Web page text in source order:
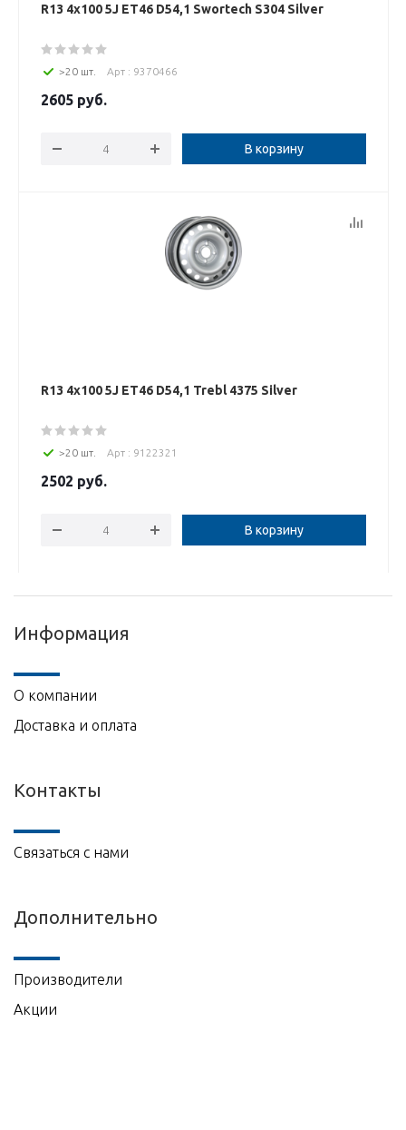
R13 4x100 5J ET46 D54,1 Swortech S304 Silver
>20 шт. Арт : 9370466
2605 руб.
В корзину
R13 4x100 5J ET46 D54,1 Trebl 4375 Silver
>20 шт. Арт : 9122321
2502 руб.
В корзину
Информация
О компании
Доставка и оплата
Контакты
Связаться с нами
Дополнительно
Производители
Акции